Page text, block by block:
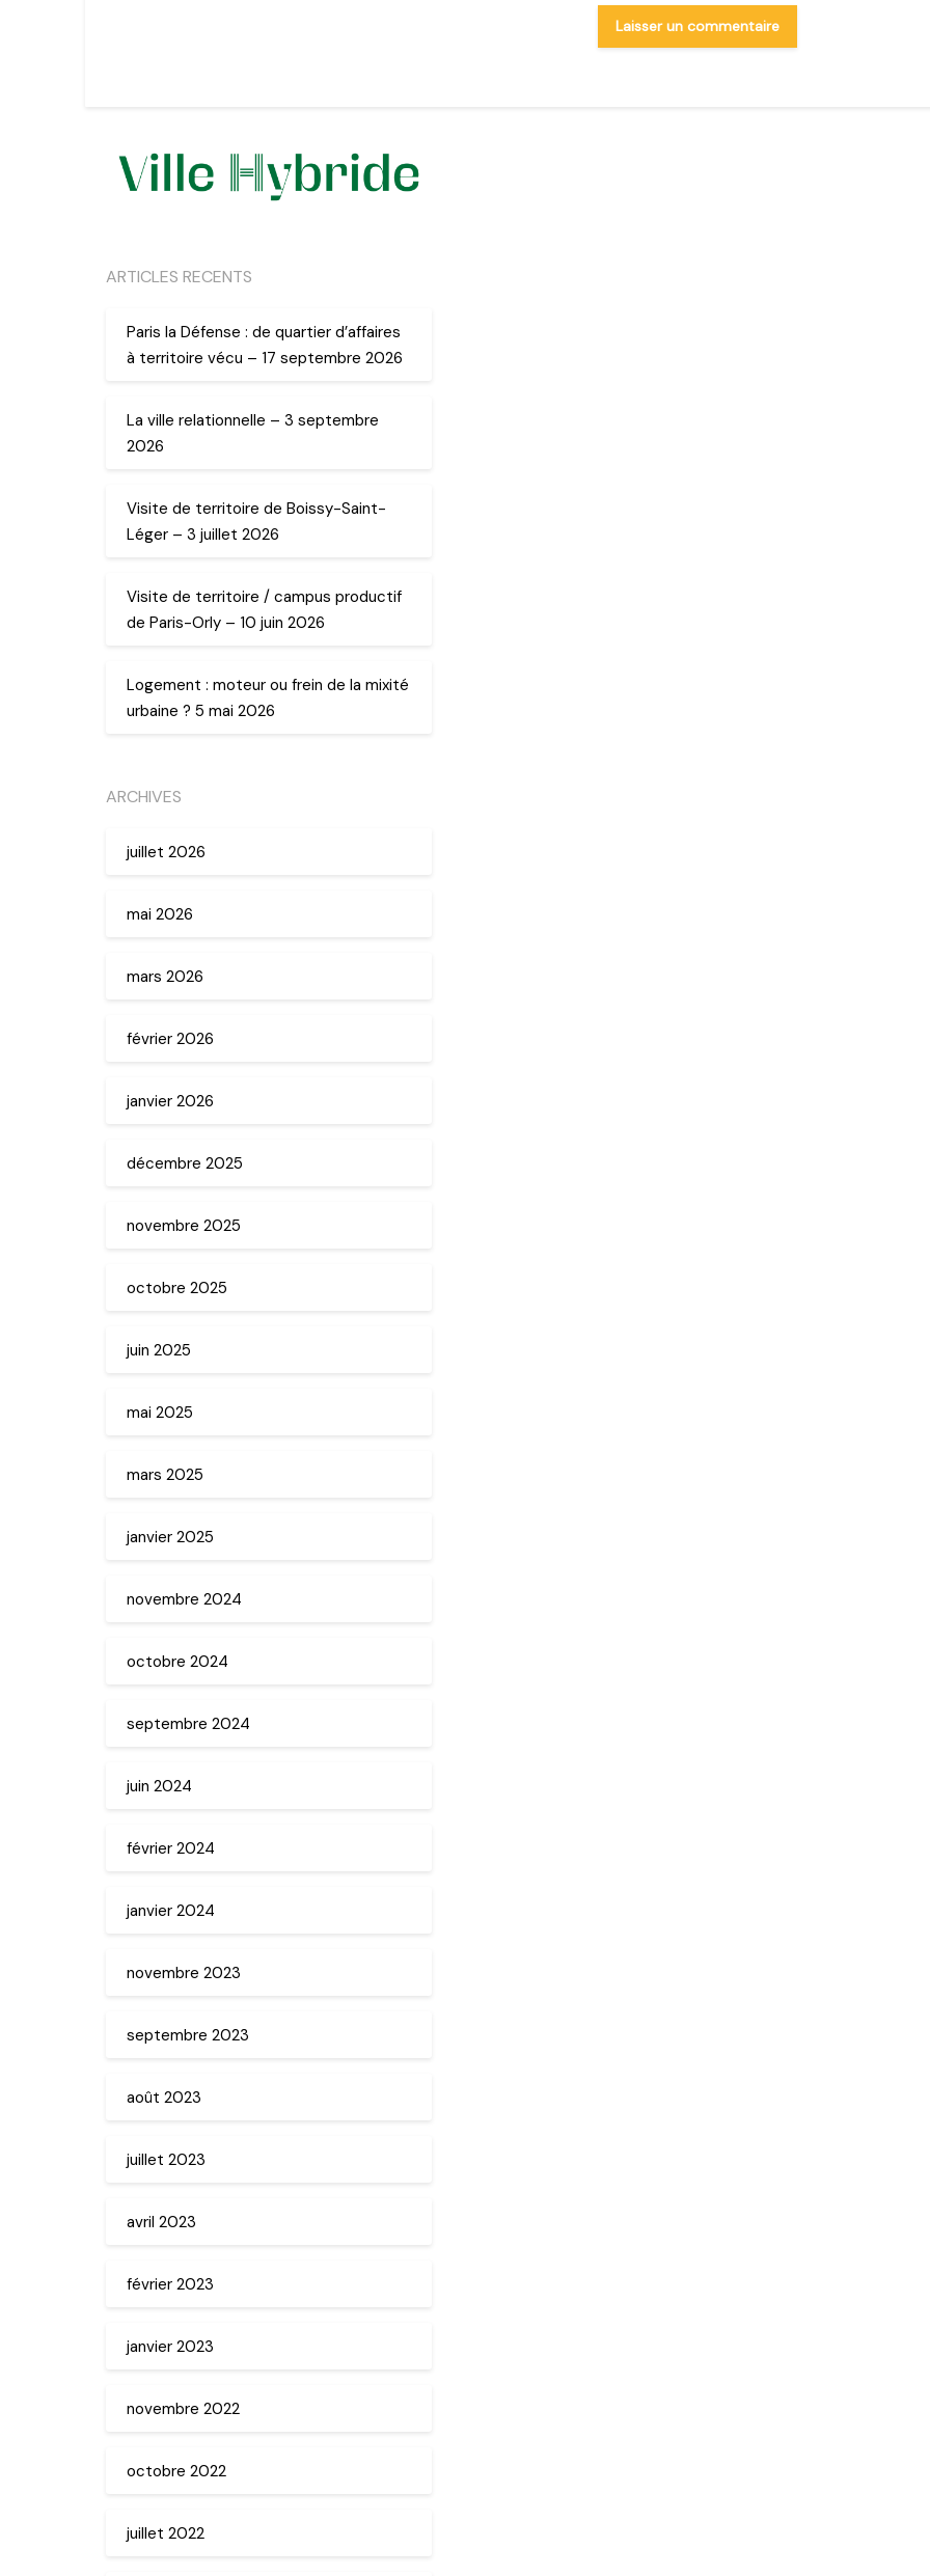
ARTICLES RECENTS
Paris la Défense : de quartier d’affaires
à territoire vécu – 17 septembre 2026
La ville relationnelle – 3 septembre
2026
Visite de territoire de Boissy-Saint-
Léger – 3 juillet 2026
Visite de territoire / campus productif
de Paris-Orly – 10 juin 2026
Logement : moteur ou frein de la mixité
urbaine ? 5 mai 2026
ARCHIVES
juillet 2026
mai 2026
mars 2026
février 2026
janvier 2026
décembre 2025
novembre 2025
octobre 2025
juin 2025
mai 2025
mars 2025
janvier 2025
novembre 2024
octobre 2024
septembre 2024
juin 2024
février 2024
janvier 2024
novembre 2023
septembre 2023
août 2023
juillet 2023
avril 2023
février 2023
janvier 2023
novembre 2022
octobre 2022
juillet 2022